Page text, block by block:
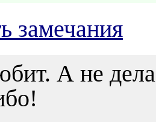
замечания
А не